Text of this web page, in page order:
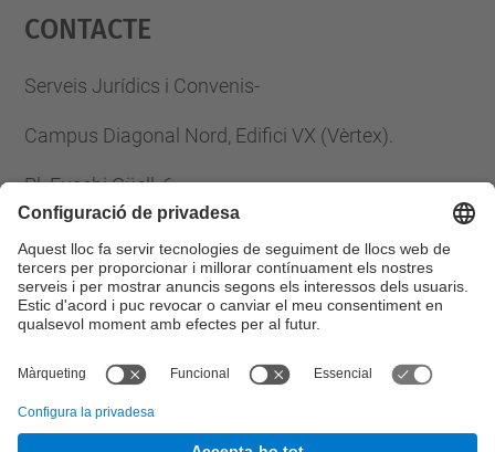
powered by
Contacte
Serveis Jurídics i Convenis-
Campus Diagonal Nord, Edifici VX (Vèrtex).
Pl. Eusebi Güell, 6
Tel.:93 401 61 33Fax: 93 401 25 85
E-mail: serveis.juridics@upc.edu